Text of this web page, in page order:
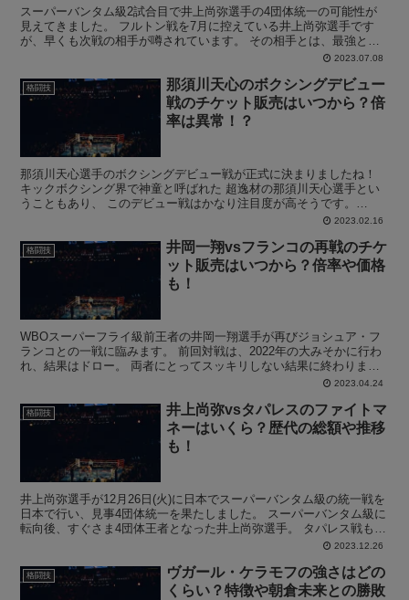
スーパーバンタム級2試合目で井上尚弥選手の4団体統一の可能性が
見えてきました。 フルトン戦を7月に控えている井上尚弥選手です
が、早くも次戦の相手が噂されています。 その相手とは、最強とも
言われていたムロジョン・アフマダリエフを倒したマーロン...2023.07.08
格闘技
那須川天心のボクシングデビュー
戦のチケット販売はいつから？倍
率は異常！？
那須川天心選手のボクシングデビュー戦が正式に決まりましたね！
キックボクシング界で神童と呼ばれた 超逸材の那須川天心選手とい
うこともあり、 このデビュー戦はかなり注目度が高そうです。
2023.02.16
格闘技
井岡一翔vsフランコの再戦のチケ
ット販売はいつから？倍率や価格
も！
WBOスーパーフライ級前王者の井岡一翔選手が再びジョシュア・フ
ランコとの一戦に臨みます。 前回対戦は、2022年の大みそかに行わ
れ、結果はドロー。 両者にとってスッキリしない結果に終わりまし
2023.04.24
格闘技
井上尚弥vsタパレスのファイトマ
ネーはいくら？歴代の総額や推移
も！
井上尚弥選手が12月26日(火)に日本でスーパーバンタム級の統一戦を
日本で行い、見事4団体統一を果たしました。 スーパーバンタム級に
転向後、すぐさま4団体王者となった井上尚弥選手。 タパレス戦も危
2023.12.26
格闘技
ヴガール・ケラモフの強さはどの
くらい？特徴や朝倉未来との勝敗